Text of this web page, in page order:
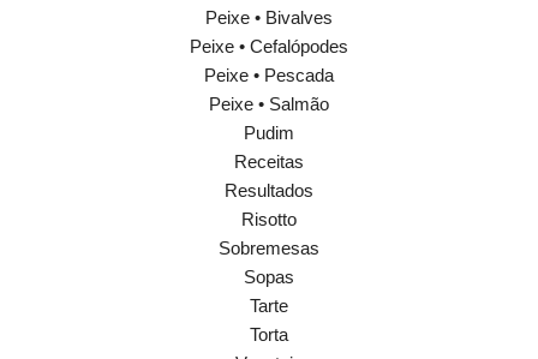
Peixe • Bivalves
Peixe • Cefalópodes
Peixe • Pescada
Peixe • Salmão
Pudim
Receitas
Resultados
Risotto
Sobremesas
Sopas
Tarte
Torta